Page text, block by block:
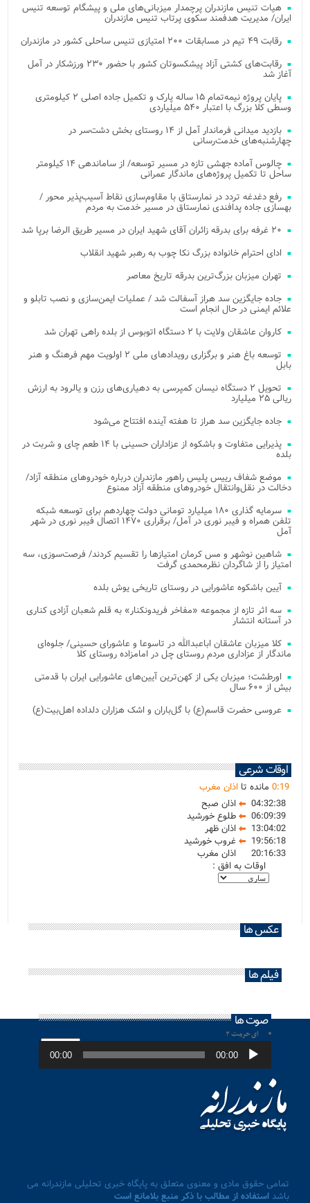
هیات تنیس مازندران پرچمدار میزبانی‌های ملی و پیشگام توسعه تنیس
ایران/ مدیریت هدفمند سکوی پرتاب تنیس مازندران
رقابت ۴۹ تیم در مسابقات ۲۰۰ امتیازی تنیس ساحلی کشور در مازندران
رقابت‌های کشتی آزاد پیشکسوتان کشور با حضور ۲۳۰ ورزشکار در آمل
آغاز شد
پایان پروژه نیمه‌تمام ۱۵ ساله پارک و تکمیل جاده اصلی ۲ کیلومتری
وسطی کلا بزرگ با اعتبار ۵۴۰ میلیاردی
بازدید میدانی فرماندار آمل از ۱۴ روستای بخش دشت‌سر در
چهارشنبه‌های خدمت‌رسانی
چالوس آماده جهشی تازه در مسیر توسعه/ از ساماندهی ۱۴ کیلومتر
ساحل تا تکمیل پروژه‌های ماندگار عمرانی
رفع دغدغه تردد در نمارستاق با مقاوم‌سازی نقاط آسیب‌پذیر محور /
بهسازی جاده پدافندی نمارستاق در مسیر خدمت به مردم
۲۰ غرفه برای بدرقه زائران آقای شهید ایران در مسیر طریق الرضا برپا شد
ادای احترام خانواده بزرگ نکا چوب به رهبر شهید انقلاب
تهران میزبان بزرگ‌ترین بدرقه تاریخ معاصر
جاده جایگزین سد هراز آسفالت شد / عملیات ایمن‌سازی و نصب تابلو و
علائم ایمنی در حال انجام است
کاروان عاشقان ولایت با ۲ دستگاه اتوبوس از بلده راهی تهران شد
توسعه باغ هنر و برگزاری رویدادهای ملی ۲ اولویت مهم فرهنگ و هنر
بابل
تحویل ۲ دستگاه نیسان کمپرسی به دهیاری‌های رزن و یالرود به ارزش
ریالی ۲۵ میلیارد
جاده جایگزین سد هراز تا هفته آینده افتتاح می‌شود
پذیرایی متفاوت و باشکوه از عزاداران حسینی با ۱۴ طعم چای و شربت در
بلده
موضع شفاف رییس پلیس راهور مازندران درباره خودروهای منطقه آزاد/
دخالت در نقل‌وانتقال خودروهای منطقه آزاد ممنوع
سرمایه گذاری ۱۸۰ میلیارد تومانی دولت چهاردهم برای توسعه شبکه
تلفن همراه و فیبر نوری در آمل/ برقراری ۱۴۷۰ اتصال فیبر نوری در شهر
آمل
شاهین نوشهر و مس کرمان امتیازها را تقسیم کردند/ فرصت‌سوزی، سه
امتیاز را از شاگردان نظرمحمدی گرفت
آیین باشکوه عاشورایی در روستای تاریخی یوش بلده
سه اثر تازه از مجموعه «مفاخر فریدونکنار» به قلم شعبان آزادی کناری
در آستانه انتشار
کلا میزبان عاشقان اباعبدالله در تاسوعا و عاشورای حسینی/ جلوه‌ای
ماندگار از عزاداری مردم روستای چل در امامزاده روستای کلا
اورطشت؛ میزبان یکی از کهن‌ترین آیین‌های عاشورایی ایران با قدمتی
بیش از ۶۰۰ سال
عروسی حضرت قاسم(ع) با گل‌باران و اشک هزاران دلداده اهل‌بیت(ع)
اوقات شرعی
0:19 مانده تا اذان مغرب
04:32:38
اذان صبح
06:09:39
طلوع خورشید
13:04:02
اذان ظهر
19:56:18
غروب خورشید
20:16:33
اذان مغرب
اوقات به افق :
عکس ها
فیلم ها
صوت ها
ای حرمت ۲
پخش‌کننده
صوت 00:00
00:00
تمامی حقوق مادی و معنوی متعلق به پایگاه خبری تحلیلی مازندرانه می
باشداستفاده از مطالب با ذکر منبع بلامانع است